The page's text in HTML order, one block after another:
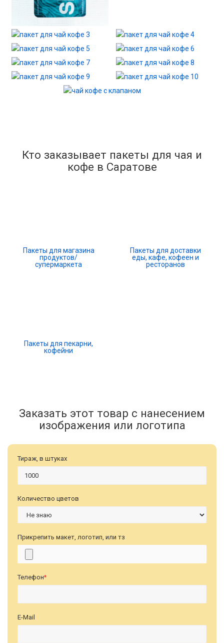
Кто заказывает пакеты для чая и
кофе в Саратове
Пакеты для магазина
продуктов/
супермаркета
Пакеты для доставки
еды, кафе, кофеен и
ресторанов
Пакеты для пекарни,
кофейни
Заказать этот товар с нанесением
изображения или логотипа
Тираж, в штуках
Количество цветов
Прикрепить макет, логотип, или тз
Телефон*
E-Mail